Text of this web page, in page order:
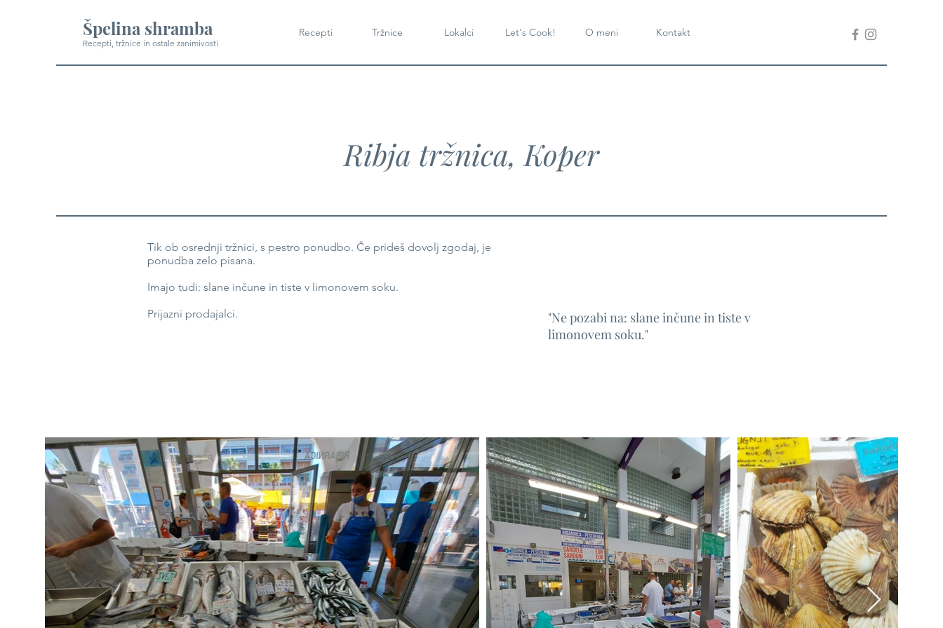
Špelina shramba
Recepti, tržnice in ostale zanimivosti
Recepti Tržnice Lokalci Let's Cook! O meni Kontakt
Ribja tržnica, Koper
Tik ob osrednji tržnici, s pestro ponudbo. Če prideš dovolj zgodaj, je
ponudba zelo pisana.
Imajo tudi: slane inčune in tiste v limonovem soku.
Prijazni prodajalci.
"Ne pozabi na: slane inčune in tiste v
limonovem soku."